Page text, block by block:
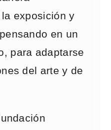
exposición y
en un
para adaptarse
del arte y de